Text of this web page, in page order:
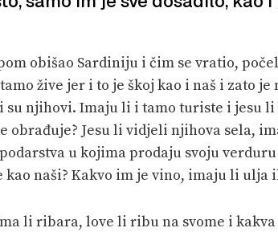
obišao Sardiniju i čim se vratio,
žive jer i to je škoj kao i naš i zato
su njihovi. Imaju li i tamo turiste i jesu li
obrađuje? Jesu li vidjeli njihova sela,
u kojima prodaju svoju
kao naši? Kakvo im je vino, imaju li ulja
li ribara, love li ribu na svome i